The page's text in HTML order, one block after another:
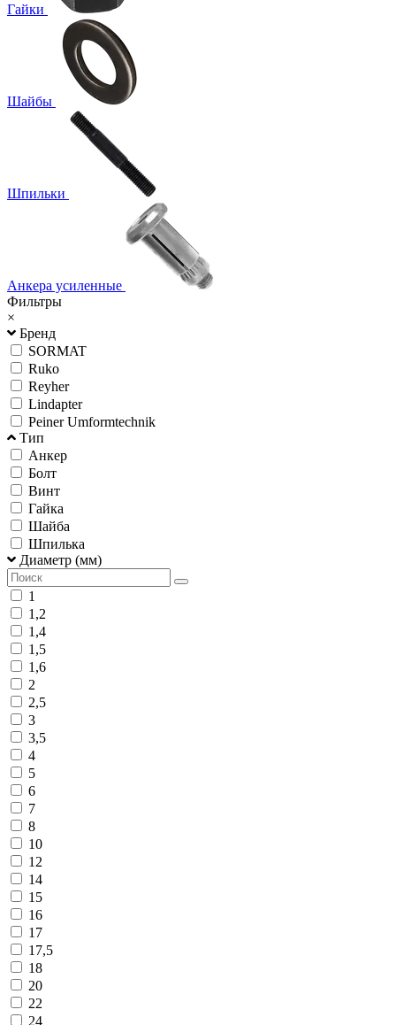
Гайки
Шайбы
Шпильки
Анкера усиленные
Фильтры
×
Бренд
SORMAT
Ruko
Reyher
Lindapter
Peiner Umformtechnik
Тип
Анкер
Болт
Винт
Гайка
Шайба
Шпилька
Диаметр (мм)
1
1,2
1,4
1,5
1,6
2
2,5
3
3,5
4
5
6
7
8
10
12
14
15
16
17
17,5
18
20
22
24